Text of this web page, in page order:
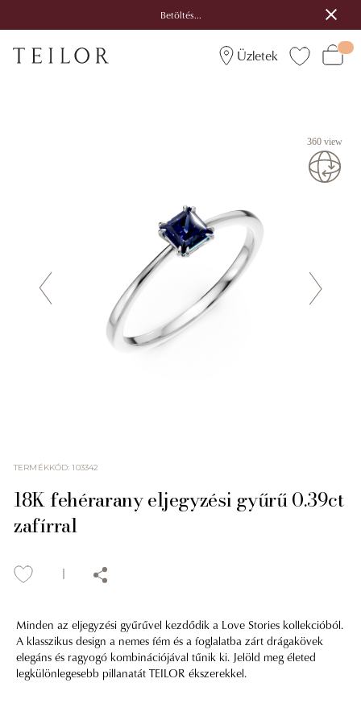
Betöltés...
Üzletek
360 view
TERMÉKKÓD:103342
18K fehérarany eljegyzési gyűrű 0.39ct
zafírral
Minden az eljegyzési gyűrűvel kezdődik a Love Stories kollekcióból.
A klasszikus design a nemes fém és a foglalatba zárt drágakövek
elegáns és ragyogó kombinációjával tűnik ki. Jelöld meg életed
legkülönlegesebb pillanatát TEILOR ékszerekkel.